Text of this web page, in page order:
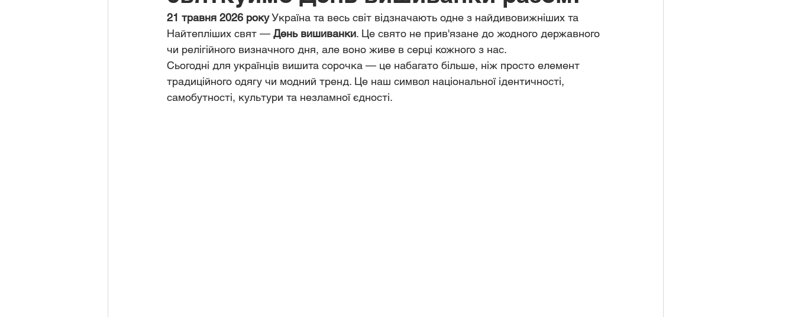
21 травня 2026 року Україна та весь світ відзначають одне з найдивовижніших та
Найтепліших свят — День вишиванки. Це свято не прив'язане до жодного державного
чи релігійного визначного дня, але воно живе в серці кожного з нас.
Сьогодні для українців вишита сорочка — це набагато більше, ніж просто елемент
традиційного одягу чи модний тренд. Це наш символ національної ідентичності,
самобутності, культури та незламної єдності.